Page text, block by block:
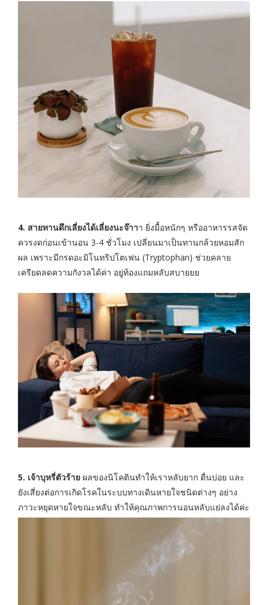
4. สายทานดึกเลี่ยงได้เลี่ยงนะจ๊าาา ยิ่งมื้อหนักๆ หรืออาหารรสจัด
ควรงดก่อนเข้านอน 3-4 ชั่วโมง เปลี่ยนมาเป็นทานกล้วยหอมสัก
ผล เพราะมีกรดอะมิโนทริปโตเฟน (Tryptophan) ช่วยคลาย
เครียดลดความกังวลได้ค่า อยู่ท้องแถมหลับสบายยย
5. เจ้าบุหรี่ตัวร้าย ผลของนิโคตินทำให้เราหลับยาก ตื่นบ่อย และ
ยังเสี่ยงต่อการเกิดโรคในระบบทางเดินหายใจชนิดต่างๆ อย่าง
ภาวะหยุดหายใจขณะหลับ ทำให้คุณภาพการนอนหลับแย่ลงได้ค่ะ